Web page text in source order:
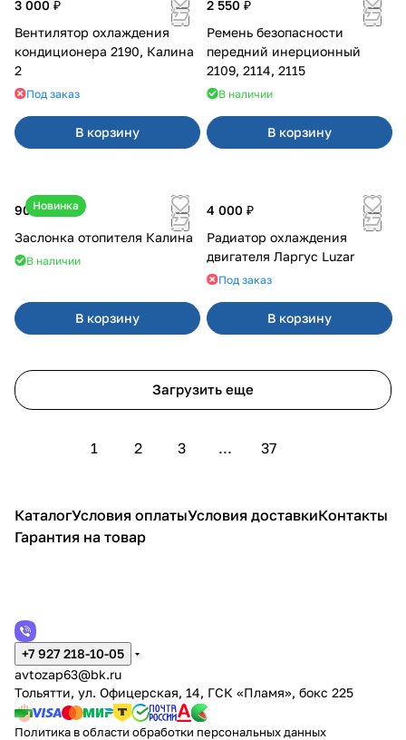
3 000 ₽
Вентилятор охлаждения
кондиционера 2190, Калина
2
Под заказ
В корзину
2 550 ₽
Ремень безопасности
передний инерционный
2109, 2114, 2115
В наличии
В корзину
Новинка
900 ₽
Заслонка отопителя Калина
В наличии
В корзину
4 000 ₽
Радиатор охлаждения
двигателя Ларгус Luzar
Под заказ
В корзину
Загрузить еще
1 2 3 ... 37
КаталогУсловия оплатыУсловия доставкиКонтакты
Гарантия на товар
+7 927 218-10-05
avtozap63@bk.ru
Тольятти, ул. Офицерская, 14, ГСК «Пламя», бокс 225
Политика в области обработки персональных данных